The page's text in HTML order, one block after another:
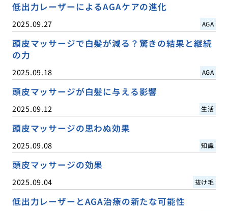
低出力レーザーによるAGAケアの進化
2025.09.27 AGA
頭皮マッサージで白髪が減る？驚きの結果と継続
の力
2025.09.18 AGA
頭皮マッサージが白髪に与える影響
2025.09.12 生活
頭皮マッサージの思わぬ効果
2025.09.08 知識
頭皮マッサージの効果
2025.09.04 抜け毛
低出力レーザーとAGA治療の新たな可能性